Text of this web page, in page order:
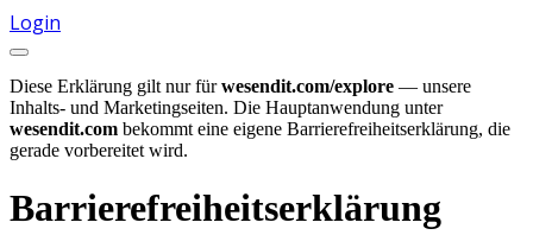
Login
Diese Erklärung gilt nur fürwesendit.com/explore — unsere
Inhalts- und Marketingseiten. Die Hauptanwendung unter
wesendit.com bekommt eine eigene Barrierefreiheitserklärung, die
gerade vorbereitet wird.
Barrierefreiheitserklärung